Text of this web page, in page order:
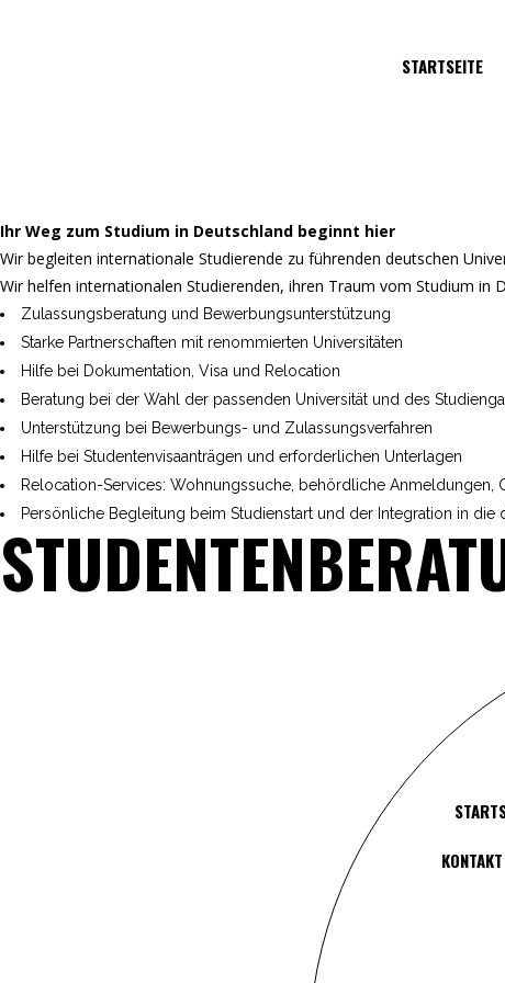
STARTSEITE
Ihr Weg zum Studium in Deutschland beginnt hier
Wir begleiten internationale Studierende zu führenden deutschen
Wir helfen internationalen Studierenden, ihren Traum vom Studium in
Zulassungsberatung und Bewerbungsunterstützung
Starke Partnerschaften mit renommierten Universitäten
Hilfe bei Dokumentation, Visa und Relocation
Beratung bei der Wahl der passenden Universität und des
Unterstützung bei Bewerbungs- und Zulassungsverfahren
Hilfe bei Studentenvisaanträgen und erforderlichen Unterlagen
Relocation-Services: Wohnungssuche, behördliche Anmeldungen,
Persönliche Begleitung beim Studienstart und der Integration in die
KONTAKT